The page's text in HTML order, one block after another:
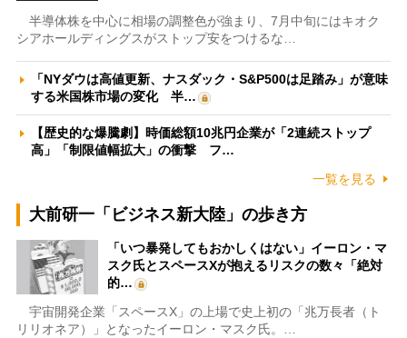
半導体株を中心に相場の調整色が強まり、7月中旬にはキオク
シアホールディングスがストップ安をつけるな…
「NYダウは高値更新、ナスダック・S&P500は足踏み」が意味
する米国株市場の変化 半…
【歴史的な爆騰劇】時価総額10兆円企業が「2連続ストップ
高」「制限値幅拡大」の衝撃 フ…
一覧を見る
大前研一「ビジネス新大陸」の歩き方
「いつ暴発してもおかしくはない」イーロン・マ
スク氏とスペースXが抱えるリスクの数々「絶対
的…
宇宙開発企業「スペースX」の上場で史上初の「兆万長者（ト
リリオネア）」となったイーロン・マスク氏。…